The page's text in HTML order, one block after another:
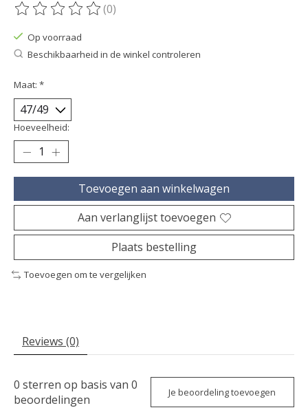
De beoordeling van dit product is
(0)
Op voorraad
Beschikbaarheid in de winkel controleren
Maat: *
Hoeveelheid:
Toevoegen aan winkelwagen
Aan verlanglijst toevoegen
Plaats bestelling
Toevoegen om te vergelijken
Reviews (0)
0 sterren op basis van 0
beoordelingen
Je beoordeling toevoegen